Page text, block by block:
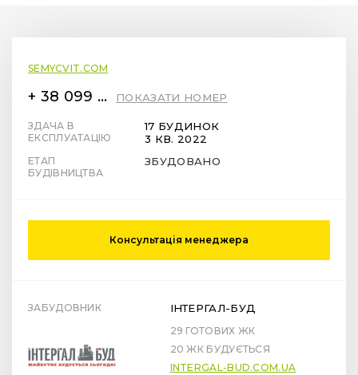
SEMYCVIT.COM
+ 38 099 78 78 287 ПОКАЗАТИ НОМЕР
ЗДАЧА В
ЕКСПЛУАТАЦІЮ
17 БУДИНОК
3 КВ. 2022
ЕТАП
БУДІВНИЦТВА
ЗБУДОВАНО
Консультація менеджера
ЗАБУДОВНИК ІНТЕРГАЛ-БУД
29 ГОТОВИХ ЖК
20 ЖК БУДУЄТЬСЯ
INTERGAL-BUD.COM.UA